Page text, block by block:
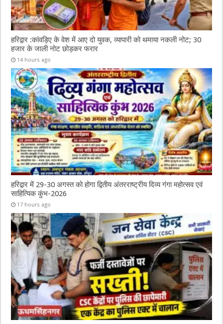
हरिद्वार :कांवड़िए के वेश में आए दो युवक, व्यापारी को थमाया नकली नोट; 30
हजार के जाली नोट छोड़कर फरार
14 hours ago
हरिद्वार में 29-30 अगस्त को होगा द्वितीय अंतरराष्ट्रीय दिव्य गंगा महोत्सव एवं
साहित्यिक कुंभ-2026
17 hours ago